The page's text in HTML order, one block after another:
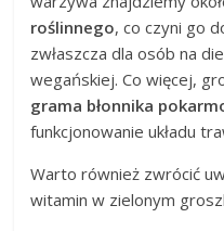
roślinnego, co czyni go
zwłaszcza dla osób na
wegańskiej. Co więcej,
grama błonnika
funkcjonowanie układu
Warto również zwrócić
witamin w zielonym